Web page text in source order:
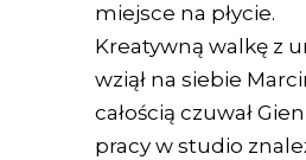
miejsce na płycie.
Kreatywną walkę z
wziął na siebie
całością czuwał
pracy w studio